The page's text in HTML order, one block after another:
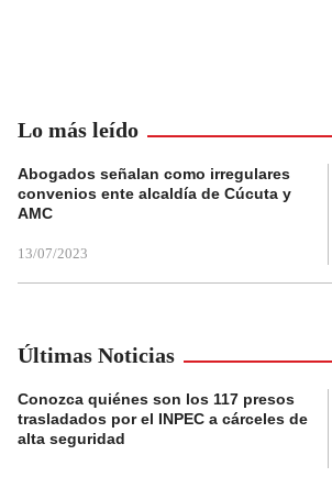
Lo más leído
Abogados señalan como irregulares
convenios ente alcaldía de Cúcuta y
AMC
13/07/2023
Últimas Noticias
Conozca quiénes son los 117 presos
trasladados por el INPEC a cárceles de
alta seguridad